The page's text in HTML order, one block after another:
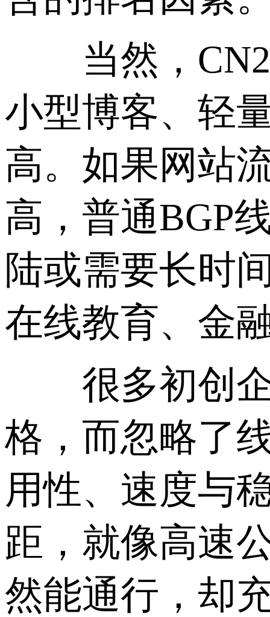
当然，CN2
小型博客、轻
高。如果网站
高，普通BGP
陆或需要长时
在线教育、金
很多初创企
格，而忽略了
用性、速度与
距，就像高速
然能通行，却